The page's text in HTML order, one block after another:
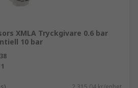
XMLA Tryckgivare 0.6 bar
10 bar